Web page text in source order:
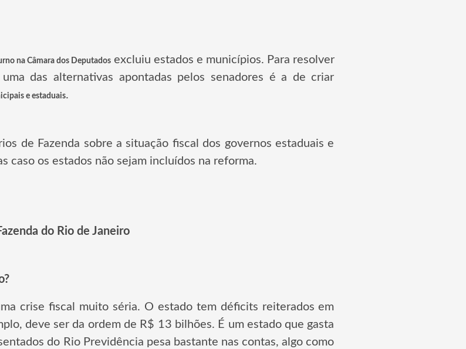
na Câmara dos Deputadosexcluiu estados e municípios. Para resolver
das alternativas apontadas pelos senadores é a de criar
e estaduais.
de Fazenda sobre a situação fiscal dos governos estaduais e
caso os estados não sejam incluídos na reforma.
do Rio de Janeiro
crise fiscal muito séria. O estado tem déficits reiterados em
deve ser da ordem de R$ 13 bilhões. É um estado que gasta
do Rio Previdência pesa bastante nas contas, algo como